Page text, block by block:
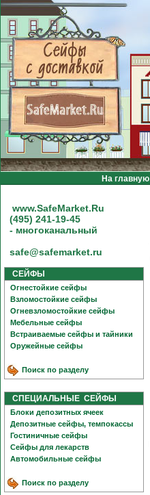
На главную
www.SafeMarket.Ru
(495) 241-19-45
- многоканальный
safe@safemarket.ru
СЕЙФЫ
Огнестойкие сейфы
Взломостойкие сейфы
Огневзломостойкие сейфы
Мебельные сейфы
Встраиваемые сейфы и тайники
Оружейные сейфы
Поиск по разделу
СПЕЦИАЛЬНЫЕ СЕЙФЫ
Блоки депозитных ячеек
Депозитные сейфы, темпокассы
Гостиничные сейфы
Сейфы для лекарств
Автомобильные сейфы
Поиск по разделу